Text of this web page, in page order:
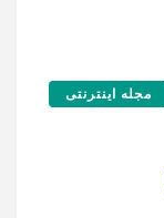
مجله اینترنتی